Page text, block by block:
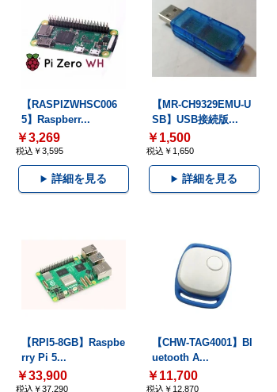
【RASPIZWHSC006
5】Raspberr...
￥3,269
税込￥3,595
詳細を見る
【MR-CH9329EMU-U
SB】USB接続版...
￥1,500
税込￥1,650
詳細を見る
【RPI5-8GB】Raspbe
rry Pi 5...
￥33,900
税込￥37,290
【CHW-TAG4001】Bl
uetooth A...
￥11,700
税込￥12,870